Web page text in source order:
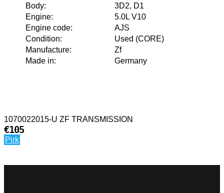
Body:
3D2, D1
Engine:
5.0L V10
Engine code:
AJS
Condition:
Used (CORE)
Manufacture:
Zf
Made in: Germany
1070022015-U ZF TRANSMISSION
€105
Pirk